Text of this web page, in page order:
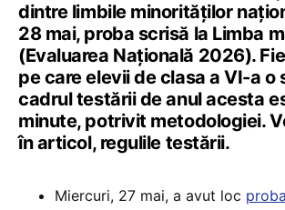
dintre limbile minorităților
28 mai, proba scrisă la Limba
(Evaluarea Națională 2026).
pe care elevii de clasa a VI-a o
cadrul testării de anul acesta
minute, potrivit metodologiei.
în articol, regulile testării.
Miercuri, 27 mai, a avut loc